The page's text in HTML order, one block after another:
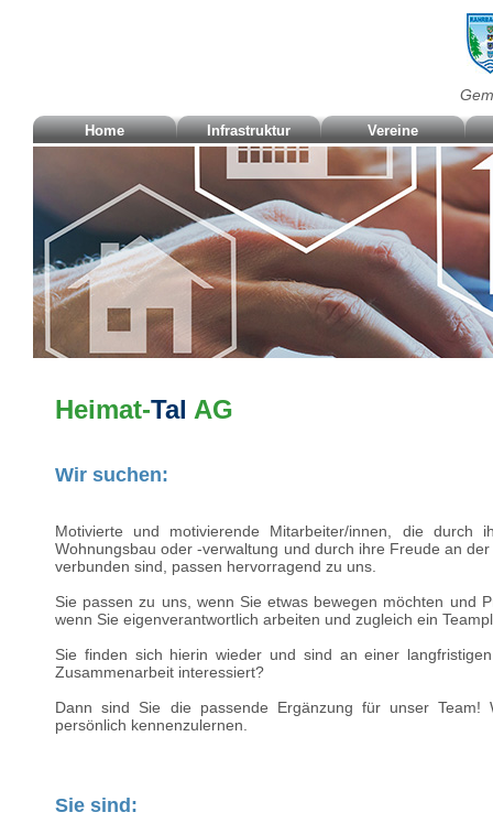
Home Infrastruktur Vereine
Heimat-Tal AG
Wir suchen:
Motivierte und motivierende Mitarbeiter/innen, die durch
Wohnungsbau oder -verwaltung und durch ihre Freude an
verbunden sind, passen hervorragend zu uns.
Sie passen zu uns, wenn Sie etwas bewegen möchten und
wenn Sie eigenverantwortlich arbeiten und zugleich ein
Sie finden sich hierin wieder und sind an einer
Zusammenarbeit interessiert?
Dann sind Sie die passende Ergänzung für unser Team!
persönlich kennenzulernen.
Sie sind: